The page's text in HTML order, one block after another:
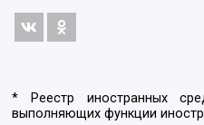
* Реестр иностранных
выполняющих функции